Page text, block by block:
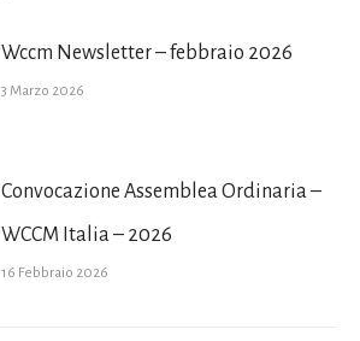
Wccm Newsletter – febbraio 2026
3 Marzo 2026
Convocazione Assemblea Ordinaria –
WCCM Italia – 2026
16 Febbraio 2026